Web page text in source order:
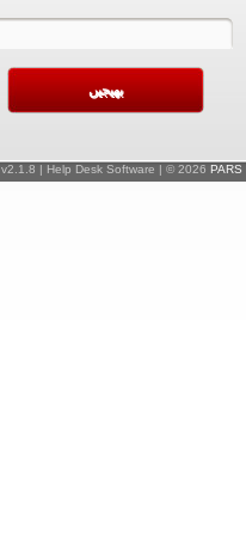
v2.1.8 | Help Desk Software | © 2026 PARS